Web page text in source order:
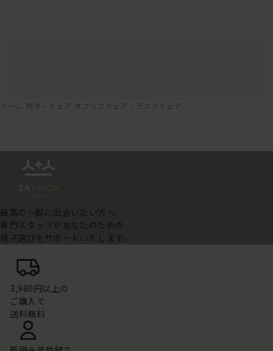
ホーム 椅子・チェア オフィスチェア・デスクチェア
最高の一脚に出会いたい方へ
専門スタッフがあなたのための
椅子選びをサポートいたします。
3,980円以上の
ご購入で
送料無料